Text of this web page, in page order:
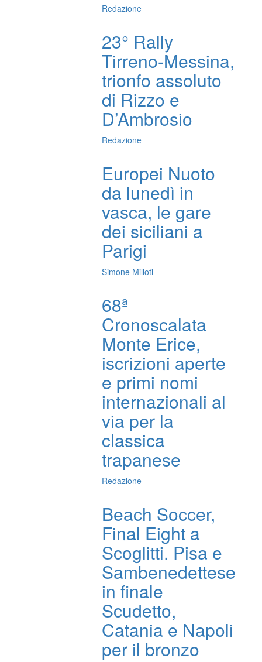
Redazione
23° Rally
Tirreno-Messina,
trionfo assoluto
di Rizzo e
D’Ambrosio
Redazione
Europei Nuoto
da lunedì in
vasca, le gare
dei siciliani a
Parigi
Simone Milioti
68ª
Cronoscalata
Monte Erice,
iscrizioni aperte
e primi nomi
internazionali al
via per la
classica
trapanese
Redazione
Beach Soccer,
Final Eight a
Scoglitti. Pisa e
Sambenedettese
in finale
Scudetto,
Catania e Napoli
per il bronzo